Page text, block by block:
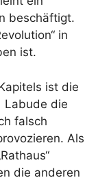
beschäftigt.
in
ist.
ist die
Labude die
falsch
Als
die anderen